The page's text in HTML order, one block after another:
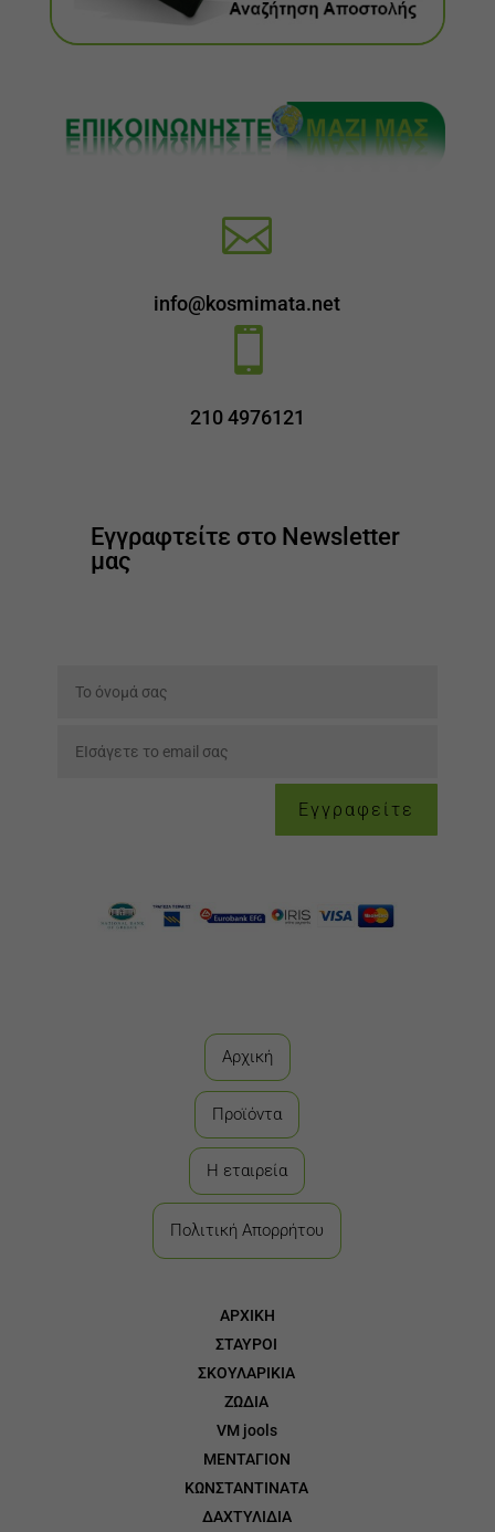

info@kosmimata.net

210 4976121
Εγγραφτείτε στο Newsletter
μας
Εγγραφείτε
Αρχική
Προϊόντα
Η εταιρεία
Πολιτική Απορρήτου
ΑΡΧΙΚΗ
ΣΤΑΥΡΟΙ
ΣΚΟΥΛΑΡΙΚΙΑ
ΖΩΔΙΑ
VM jools
ΜΕΝΤΑΓΙΟΝ
ΚΩΝΣΤΑΝΤΙΝΑΤΑ
ΔΑΧΤΥΛΙΔΙΑ